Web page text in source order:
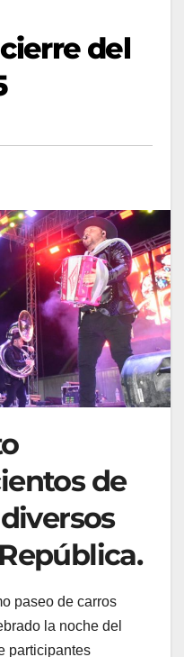
del
de
paseo de carros
la noche del
participantes